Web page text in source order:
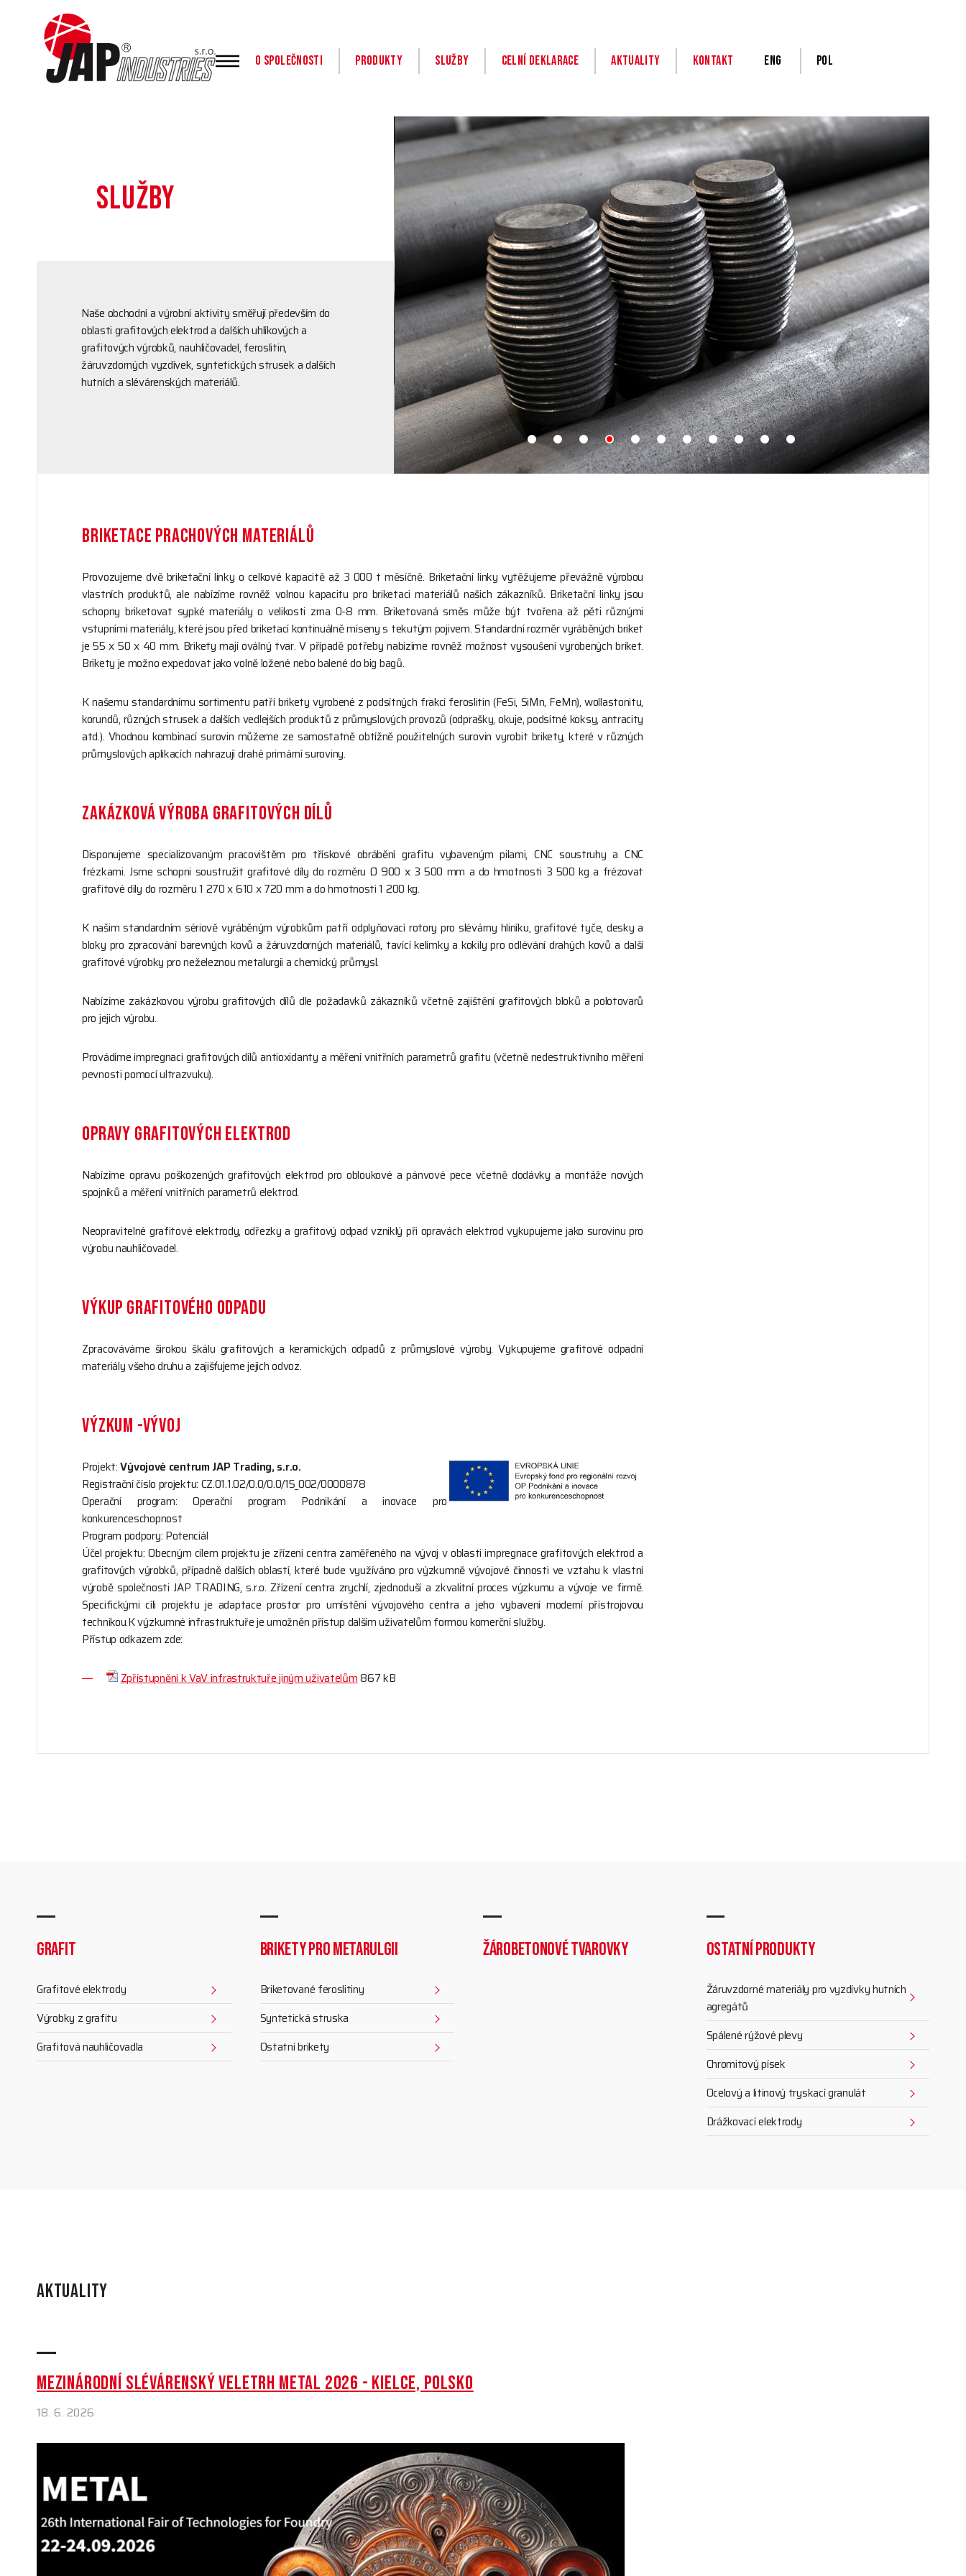
O Společnosti Produkty Služby Celní deklarace Aktuality Kontakt ENG POL
SLUŽBY
Naše obchodní a výrobní aktivity směřují především do
oblasti grafitových elektrod a dalších uhlíkových a
grafitových výrobků, nauhličovadel, feroslitin,
žáruvzdorných vyzdívek, syntetických strusek a dalších
hutních a slévárenských materiálů.
BRIKETACE PRACHOVÝCH MATERIÁLŮ
Provozujeme dvě briketační linky o celkové kapacitě až 3 000 t měsíčně. Briketační linky vytěžujeme převážně výrobou
vlastních produktů, ale nabízíme rovněž volnou kapacitu pro briketaci materiálů našich zákazníků. Briketační linky jsou
schopny briketovat sypké materiály o velikosti zrna 0-8 mm. Briketovaná směs může být tvořena až pěti různými
vstupními materiály, které jsou před briketací kontinuálně míseny s tekutým pojivem. Standardní rozměr vyráběných briket
je 55 x 50 x 40 mm. Brikety mají oválný tvar. V případě potřeby nabízíme rovněž možnost vysoušení vyrobených briket.
Brikety je možno expedovat jako volně ložené nebo balené do big bagů.
K našemu standardnímu sortimentu patří brikety vyrobené z podsítných frakcí feroslitin (FeSi, SiMn, FeMn), wollastonitu,
korundů, různých strusek a dalších vedlejších produktů z průmyslových provozů (odprašky, okuje, podsítné koksy, antracity
atd.). Vhodnou kombinací surovin můžeme ze samostatně obtížně použitelných surovin vyrobit brikety, které v různých
průmyslových aplikacích nahrazují drahé primární suroviny.
ZAKÁZKOVÁ VÝROBA GRAFITOVÝCH DÍLŮ
Disponujeme specializovaným pracovištěm pro třískové obrábění grafitu vybaveným pilami, CNC soustruhy a CNC
frézkami. Jsme schopni soustružit grafitové díly do rozměru Ø 900 x 3 500 mm a do hmotnosti 3 500 kg a frézovat
grafitové díly do rozměru 1 270 x 610 x 720 mm a do hmotnosti 1 200 kg.
K našim standardním sériově vyráběným výrobkům patří odplyňovací rotory pro slévárny hliníku, grafitové tyče, desky a
bloky pro zpracování barevných kovů a žáruvzdorných materiálů, tavící kelímky a kokily pro odlévání drahých kovů a další
grafitové výrobky pro neželeznou metalurgii a chemický průmysl.
Nabízíme zakázkovou výrobu grafitových dílů dle požadavků zákazníků včetně zajištění grafitových bloků a polotovarů
pro jejich výrobu.
Provádíme impregnaci grafitových dílů antioxidanty a měření vnitřních parametrů grafitu (včetně nedestruktivního měření
pevnosti pomocí ultrazvuku).
OPRAVY GRAFITOVÝCH ELEKTROD
Nabízíme opravu poškozených grafitových elektrod pro obloukové a pánvové pece včetně dodávky a montáže nových
spojníků a měření vnitřních parametrů elektrod.
Neopravitelné grafitové elektrody, odřezky a grafitový odpad vzniklý při opravách elektrod vykupujeme jako surovinu pro
výrobu nauhličovadel.
VÝKUP GRAFITOVÉHO ODPADU
Zpracováváme širokou škálu grafitových a keramických odpadů z průmyslové výroby. Vykupujeme grafitové odpadní
materiály všeho druhu a zajišťujeme jejich odvoz.
VÝZKUM -VÝVOJ
Projekt:Vývojové centrum JAP Trading, s.r.o.
Registrační číslo projektu: CZ.01.1.02/0.0/0.0/15_002/0000878
Operační program: Operační program Podnikání a inovace pro
konkurenceschopnost
Program podpory: Potenciál
Účel projektu: Obecným cílem projektu je zřízení centra zaměřeného na vývoj v oblasti impregnace grafitových elektrod a
grafitových výrobků, případně dalších oblastí, které bude využíváno pro výzkumně vývojové činnosti ve vztahu k vlastní
výrobě společnosti JAP TRADING, s.r.o. Zřízení centra zrychlí, zjednoduší a zkvalitní proces výzkumu a vývoje ve firmě.
Specifickými cíli projektu je adaptace prostor pro umístění vývojového centra a jeho vybavení moderní přístrojovou
technikou.K výzkumné infrastruktuře je umožněn přístup dalším uživatelům formou komerční služby.
Přístup odkazem zde:
Zpřístupnění k VaV infrastruktuře jiným uživatelům867 kB
Grafit
Grafitové elektrody
Výrobky z grafitu
Grafitová nauhličovadla
Brikety pro metarulgii
Briketované feroslitiny
Syntetická struska
Ostatní brikety
Žárobetonové tvarovky Ostatní produkty
Žáruvzdorné materiály pro vyzdívky hutních
agregátů
Spálené rýžové plevy
Chromitový písek
Ocelový a litinový tryskací granulát
Drážkovací elektrody
AKTUALITY
MEZINÁRODNÍ SLÉVÁRENSKÝ VELETRH METAL 2026 - KIELCE, POLSKO
18. 6. 2026